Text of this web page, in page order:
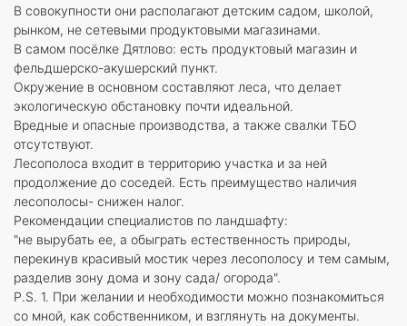
В совокупности они располагают детским садом, школой,
рынком, не сетевыми продуктовыми магазинами.
В самом посёлке Дятлово: есть продуктовый магазин и
фельдшерско-акушерский пункт.
Окружение в основном составляют леса, что делает
экологическую обстановку почти идеальной.
Вредные и опасные производства, а также свалки ТБО
отсутствуют.
Лесополоса входит в территорию участка и за ней
продолжение до соседей. Есть преимущество наличия
лесополосы- снижен налог.
Рекомендации специалистов по ландшафту:
"не вырубать ее, а обыграть естественность природы,
перекинув красивый мостик через лесополосу и тем самым,
разделив зону дома и зону сада/ огорода".
P.S. 1. При желании и необходимости можно познакомиться
со мной, как собственником, и взглянуть на документы.